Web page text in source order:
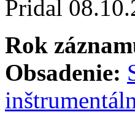
Pridal
Rok
Obsadenie: